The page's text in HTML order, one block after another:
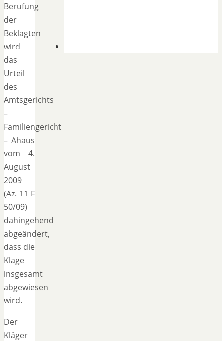
Berufung
der
Beklagten
wird
das
Urteil
des
Amtsgerichts
–
Familiengericht
– Ahaus
vom 4.
August
2009
(Az. 11 F
50/09)
dahingehend
abgeändert,
dass die
Klage
insgesamt
abgewiesen
wird.
Der
Kläger